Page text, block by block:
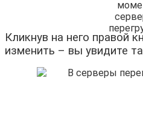
Кликнув на него правой
изменить – вы увидите